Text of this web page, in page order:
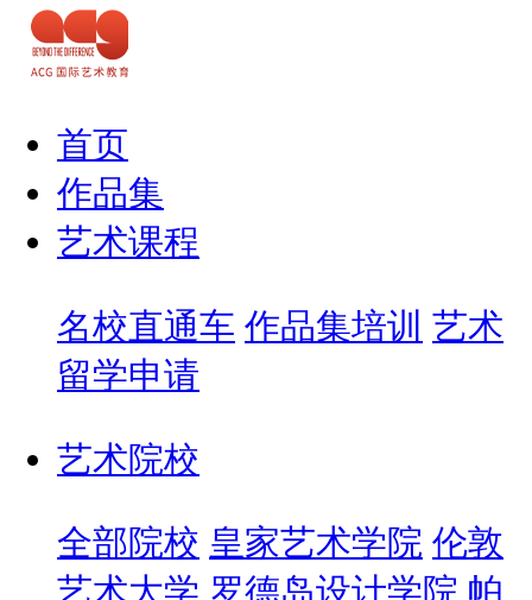
首页
作品集
艺术课程
名校直通车 作品集培训 艺术
留学申请
艺术院校
全部院校 皇家艺术学院 伦敦
艺术大学 罗德岛设计学院 帕